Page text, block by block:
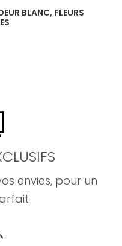
BLANC, FLEURS
envies, pour un